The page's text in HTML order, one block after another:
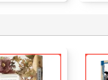
「還可以吧」，那就把
問：「你的司法考試準
一定要避免長篇大論的
為中心，跟著對方的思